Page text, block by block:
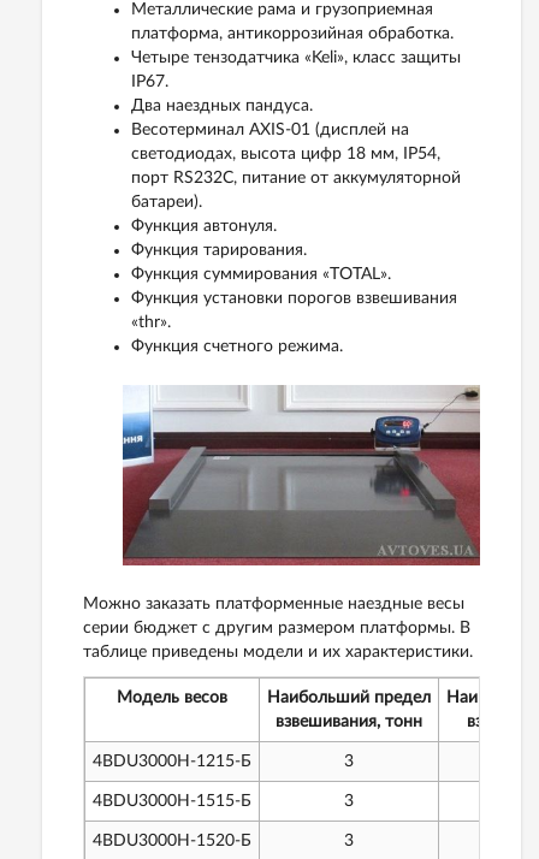
Металлические рама и грузоприемная
платформа, антикоррозийная обработка.
Четыре тензодатчика «Keli», класс защиты
IP67.
Два наездных пандуса.
Весотерминал AXIS-01 (дисплей на
светодиодах, высота цифр 18 мм, IP54,
порт RS232C, питание от аккумуляторной
батареи).
Функция автонуля.
Функция тарирования.
Функция суммирования «TOTAL».
Функция установки порогов взвешивания
«thr».
Функция счетного режима.
Можно заказать платформенные наездные весы
серии бюджет с другим размером платформы. В
таблице приведены модели и их характеристики.
Модель весов
Наибольший предел
взвешивания, тонн
4BDU3000H-1215-Б 3
4BDU3000H-1515-Б 3
4BDU3000H-1520-Б 3